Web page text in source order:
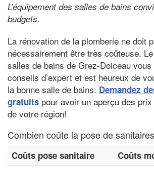
L’équipement des salles de bains
budgets.
La rénovation de la plomberie ne doit
nécessairement être très coûteuse.
salles de bains de Grez-Doiceau vous
conseils d’expert et est heureux de
la bonne salle de bains. Demandez
gratuits pour avoir un aperçu des
de votre région!
Combien coûte la pose de
Coûts pose sanitaire Coûts